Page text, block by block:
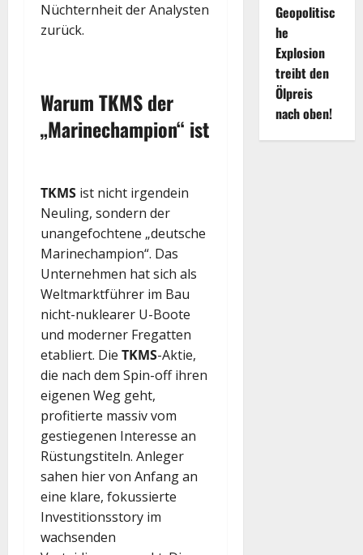
Nüchternheit der Analysten
zurück.
WarumTKMSder
„Marinechampion“ ist
TKMS ist nicht irgendein
Neuling, sondern der
unangefochtene „deutsche
Marinechampion“. Das
Unternehmen hat sich als
Weltmarktführer im Bau
nicht-nuklearer U-Boote
und moderner Fregatten
etabliert. Die TKMS-Aktie,
die nach dem Spin-off ihren
eigenen Weg geht,
profitierte massiv vom
gestiegenen Interesse an
Rüstungstiteln. Anleger
sahen hier von Anfang an
eine klare, fokussierte
Investitionsstory im
wachsenden
Geopolitisc
he
Explosion
treibt den
Ölpreis
nach oben!